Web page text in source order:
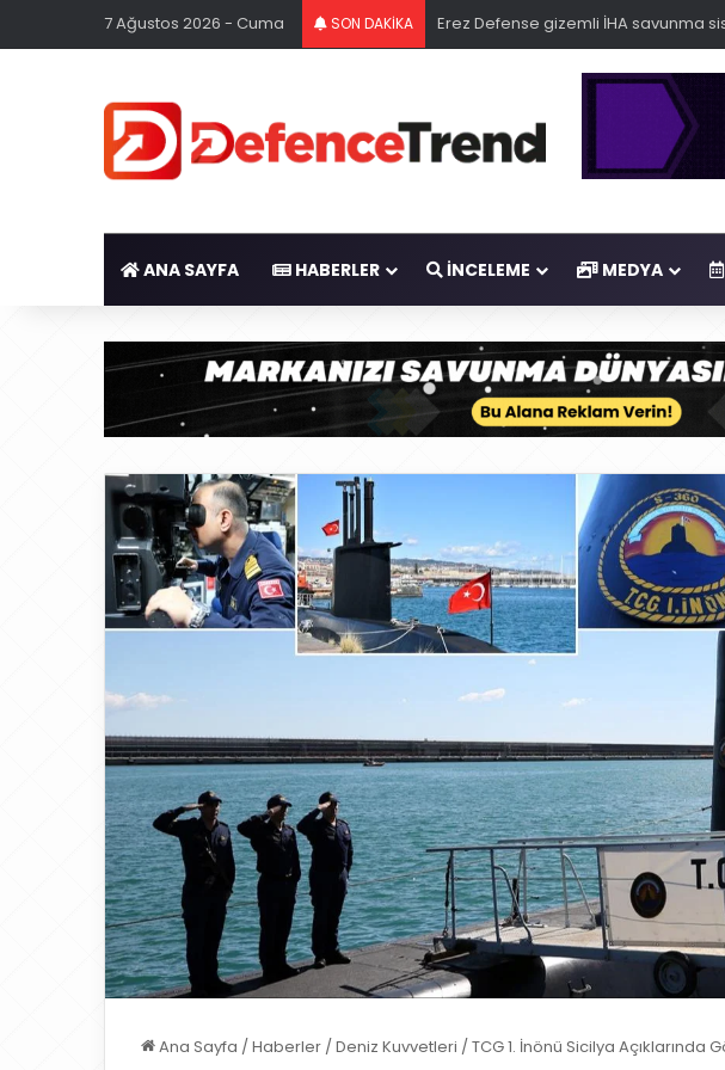
7 Ağustos 2026 - Cuma SON DAKİKA Erez Defense gizemli İHA savunma
ANA SAYFA HABERLER İNCELEME MEDYA
Ana Sayfa /Haberler /Deniz Kuvvetleri /TCG 1. İnönü Sicilya Açıklarında